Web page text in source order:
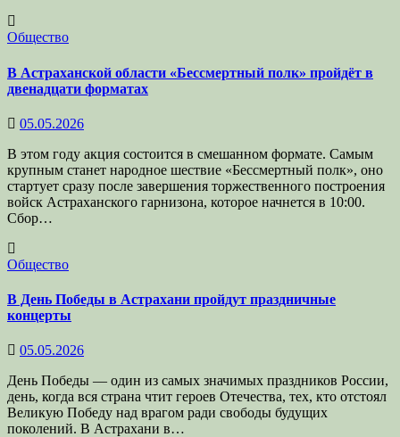
Общество
В Астраханской области «Бессмертный полк» пройдёт в
двенадцати форматах
05.05.2026
В этом году акция состоится в смешанном формате. Самым
крупным станет народное шествие «Бессмертный полк», оно
стартует сразу после завершения торжественного построения
войск Астраханского гарнизона, которое начнется в 10:00.
Сбор…
Общество
В День Победы в Астрахани пройдут праздничные
концерты
05.05.2026
День Победы — один из самых значимых праздников России,
день, когда вся страна чтит героев Отечества, тех, кто отстоял
Великую Победу над врагом ради свободы будущих
поколений. В Астрахани в…